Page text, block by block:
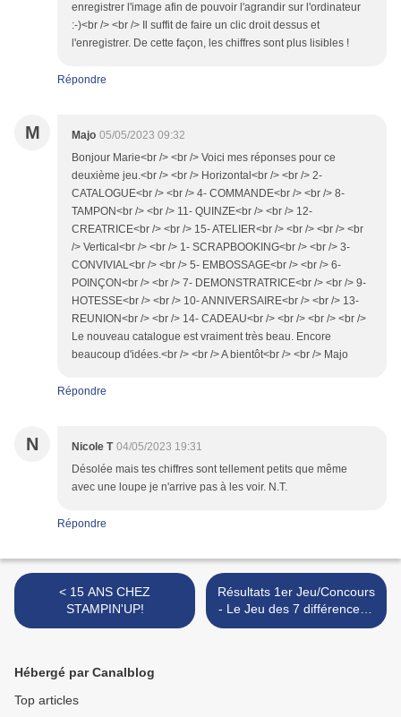
enregistrer l'image afin de pouvoir l'agrandir sur l'ordinateur
:-)<br /> <br /> Il suffit de faire un clic droit dessus et
l'enregistrer. De cette façon, les chiffres sont plus lisibles !
Répondre
M Majo 05/05/2023 09:32
Bonjour Marie<br /> <br /> Voici mes réponses pour ce
deuxième jeu.<br /> <br /> Horizontal<br /> <br /> 2-
CATALOGUE<br /> <br /> 4- COMMANDE<br /> <br /> 8-
TAMPON<br /> <br /> 11- QUINZE<br /> <br /> 12-
CREATRICE<br /> <br /> 15- ATELIER<br /> <br /> <br /> <br
/> Vertical<br /> <br /> 1- SCRAPBOOKING<br /> <br /> 3-
CONVIVIAL<br /> <br /> 5- EMBOSSAGE<br /> <br /> 6-
POINÇON<br /> <br /> 7- DEMONSTRATRICE<br /> <br /> 9-
HOTESSE<br /> <br /> 10- ANNIVERSAIRE<br /> <br /> 13-
REUNION<br /> <br /> 14- CADEAU<br /> <br /> <br /> <br />
Le nouveau catalogue est vraiment très beau. Encore
beaucoup d'idées.<br /> <br /> A bientôt<br /> <br /> Majo
Répondre
N Nicole T 04/05/2023 19:31
Désolée mais tes chiffres sont tellement petits que même
avec une loupe je n'arrive pas à les voir. N.T.
Répondre
< 15 ANS CHEZ
STAMPIN'UP!
Résultats 1er Jeu/Concours
- Le Jeu des 7 différences -
Mes 15 ans avec
Hébergé par Canalblog
Top articles